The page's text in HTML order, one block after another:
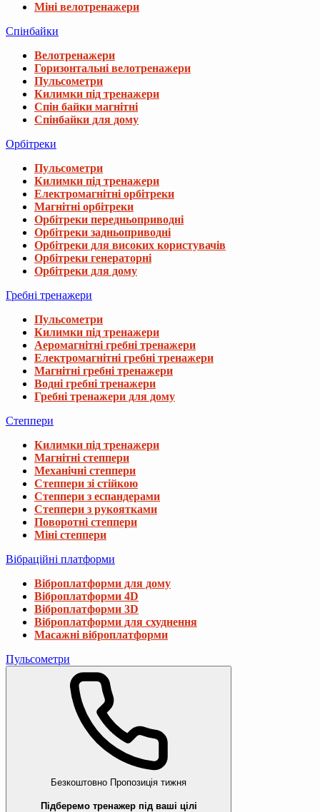
Міні велотренажери
Спінбайки
Велотренажери
Горизонтальні велотренажери
Пульсометри
Килимки під тренажери
Спін байки магнітні
Спінбайки для дому
Орбітреки
Пульсометри
Килимки під тренажери
Електромагнітні орбітреки
Магнітні орбітреки
Орбітреки передньоприводні
Орбітреки задньоприводні
Орбітреки для високих користувачів
Орбітреки генераторні
Орбітреки для дому
Гребні тренажери
Пульсометри
Килимки під тренажери
Аеромагнітні гребні тренажери
Електромагнітні гребні тренажери
Магнітні гребні тренажери
Водні гребні тренажери
Гребні тренажери для дому
Степпери
Килимки під тренажери
Магнітні степпери
Механічні степпери
Степпери зі стійкою
Степпери з еспандерами
Степпери з рукоятками
Поворотні степпери
Міні степпери
Вібраційні платформи
Віброплатформи для дому
Віброплатформи 4D
Віброплатформи 3D
Віброплатформи для схуднення
Масажні віброплатформи
Пульсометри
Безкоштовно Пропозиція тижня
Підберемо тренажер під ваші цілі